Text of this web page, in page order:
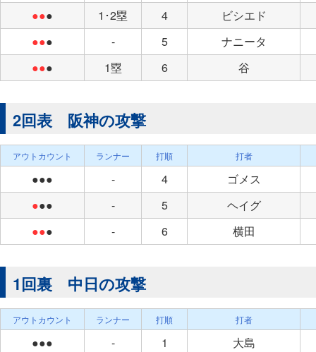
●●● 1･2塁 4
ビシエド
●●● - 5
ナニータ
●●● 1塁 6 谷
2回表 阪神の攻撃
アウトカウント ランナー 打順 打者
●●● - 4
ゴメス
●●● - 5
ヘイグ
●●● - 6 横田
1回裏 中日の攻撃
アウトカウント ランナー 打順 打者
●●● - 1
大島